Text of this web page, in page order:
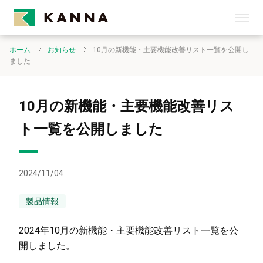
ホーム お知らせ
10月の新機能・主要機能改善リスト一覧を公開し
ました
10月の新機能・主要機能改善リス
ト一覧を公開しました
2024/11/04
製品情報
2024年10月の新機能・主要機能改善リスト一覧を公
開しました。